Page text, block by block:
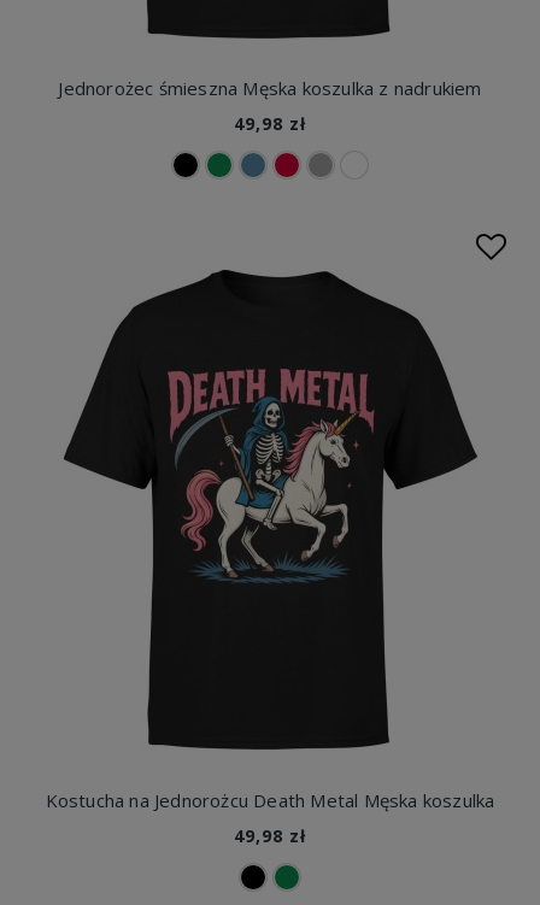
Jednorożec śmieszna Męska koszulka z nadrukiem
49,98 zł
Kostucha na Jednorożcu Death Metal Męska koszulka
49,98 zł